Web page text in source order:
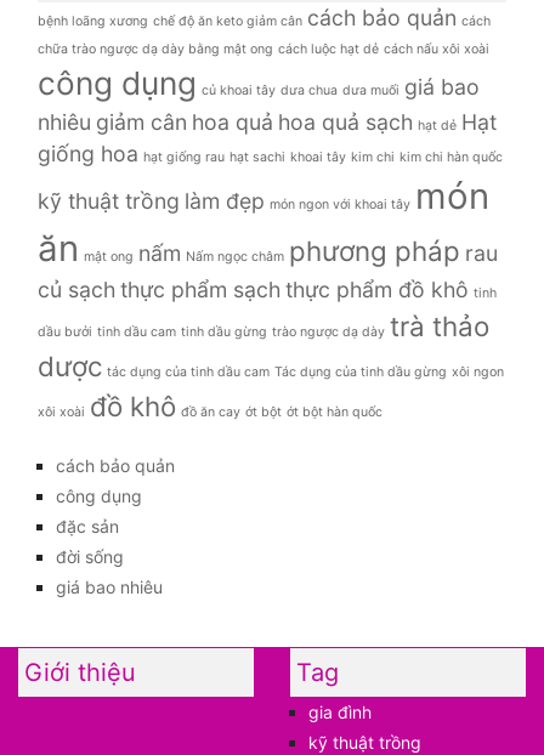
bệnh loãng xương chế độ ăn keto giảm cân cách bảo quản cách
chữa trào ngược dạ dày bằng mật ong cách luộc hạt dẻ cách nấu xôi xoài
công dụng củ khoai tây dưa chua dưa muối giá bao
nhiêu giảm cân hoa quả hoa quả sạch hạt dẻ Hạt
giống hoa hạt giống rau hạt sachi khoai tây kim chi kim chi hàn quốc
kỹ thuật trồng làm đẹp món ngon với khoai tây món
ăn mật ong nấm Nấm ngọc châm phương pháp rau
củ sạch thực phẩm sạch thực phẩm đồ khô tinh
dầu bưởi tinh dầu cam tinh dầu gừng trào ngược dạ dày trà thảo
dược tác dụng của tinh dầu cam Tác dụng của tinh dầu gừng xôi ngon
xôi xoài đồ khô đồ ăn cay ớt bột ớt bột hàn quốc
cách bảo quản
công dụng
đặc sản
đời sống
giá bao nhiêu
Giới thiệu Tag
gia đình
kỹ thuật trồng